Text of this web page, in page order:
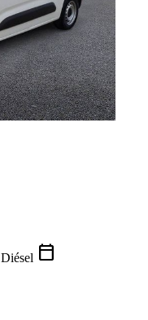
Diésel calendar_today